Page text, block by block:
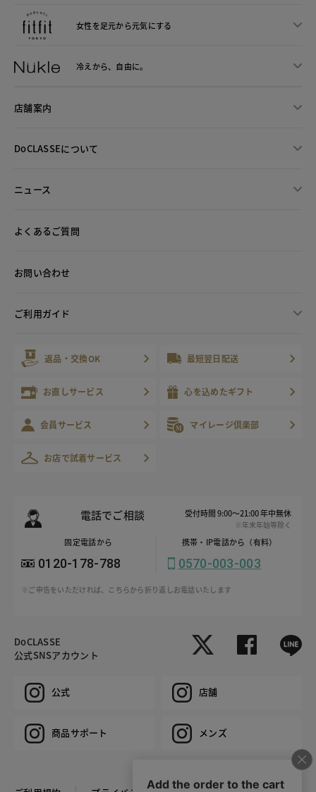
女性を足元から元気にする
冷えから、 自由に。
店舗案内
DoCLASSEについて
ニュース
よくあるご質問
お問い合わせ
ご利用ガイド
返品・交換OK 最短翌日配送
お直しサービス 心を込めたギフト
会員サービス マイレージ倶楽部
お店で試着サービス
電話でご相談 受付時間 9:00～21:00 年中無休
※年末年始等除く
固定電話から
0120-178-788
携帯・IP電話から（有料）
0570-003-003
※ご申告をいただければ、こちらから折り返しお電話いたします
DoCLASSE
公式SNSアカウント
公式 店舗
商品サポート メンズ